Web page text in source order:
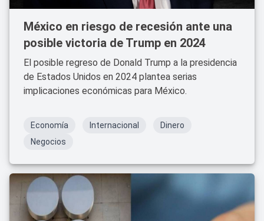
México en riesgo de recesión ante una
posible victoria de Trump en 2024
El posible regreso de Donald Trump a la presidencia
de Estados Unidos en 2024 plantea serias
implicaciones económicas para México.
Economía Internacional
Dinero
Negocios